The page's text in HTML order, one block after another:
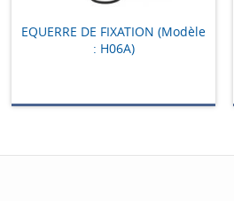
EQUERRE DE FIXATION (Modèle
: H06A)